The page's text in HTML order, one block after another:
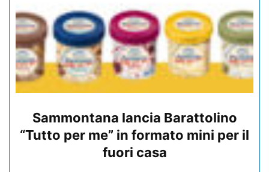
Sammontana lancia Barattolino
“Tutto per me” in formato mini per il
fuori casa